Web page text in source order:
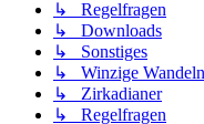
↳ Regelfragen
↳ Downloads
↳ Sonstiges
↳ Winzige
↳ Zirkadianer
↳ Regelfragen